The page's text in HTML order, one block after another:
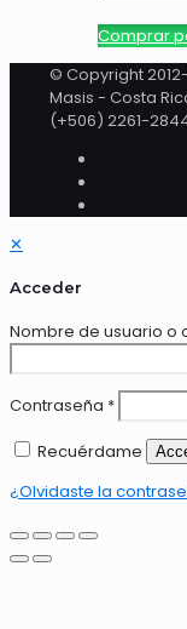
Comprar
© Copyright
Masis - Costa
(+506) 2261-
✕
Acceder
Nombre de usuario o
Contraseña *
Recuérdame
¿Olvidaste la